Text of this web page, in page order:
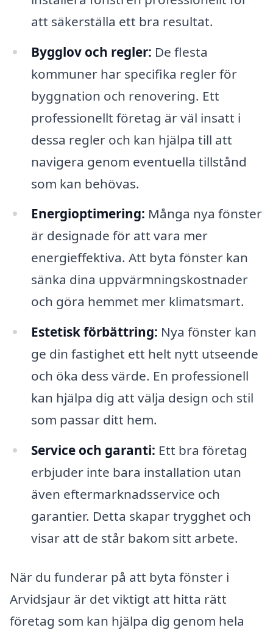
att säkerställa ett bra resultat.
Bygglov och regler: De flesta
kommuner har specifika regler för
byggnation och renovering. Ett
professionellt företag är väl insatt i
dessa regler och kan hjälpa till att
navigera genom eventuella tillstånd
som kan behövas.
Energioptimering: Många nya fönster
är designade för att vara mer
energieffektiva. Att byta fönster kan
sänka dina uppvärmningskostnader
och göra hemmet mer klimatsmart.
Estetisk förbättring: Nya fönster kan
ge din fastighet ett helt nytt utseende
och öka dess värde. En professionell
kan hjälpa dig att välja design och stil
som passar ditt hem.
Service och garanti: Ett bra företag
erbjuder inte bara installation utan
även eftermarknadsservice och
garantier. Detta skapar trygghet och
visar att de står bakom sitt arbete.
När du funderar på att byta fönster i
Arvidsjaur är det viktigt att hitta rätt
företag som kan hjälpa dig genom hela